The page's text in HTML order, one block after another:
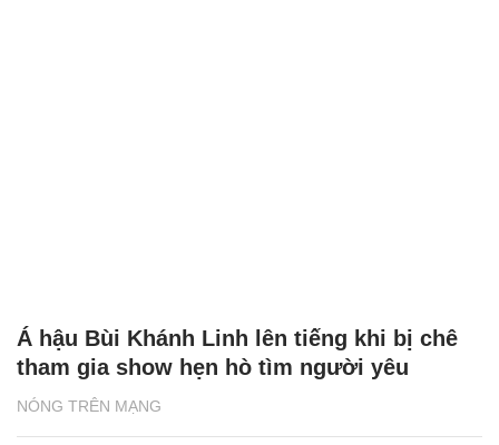
NÓNG TRÊN MẠNG
Á hậu Bùi Khánh Linh lên tiếng khi bị chê
tham gia show hẹn hò tìm người yêu